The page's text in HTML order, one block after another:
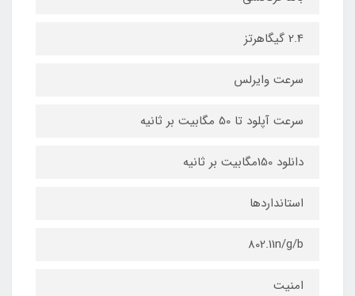
2.4 گیگاهرتز
سرعت وایرلس
سرعت آپلود تا 50 مگابیت بر ثانیه
دانلود 150مگابیت بر ثانیه
استانداردها
802.11n/g/b
امنیت